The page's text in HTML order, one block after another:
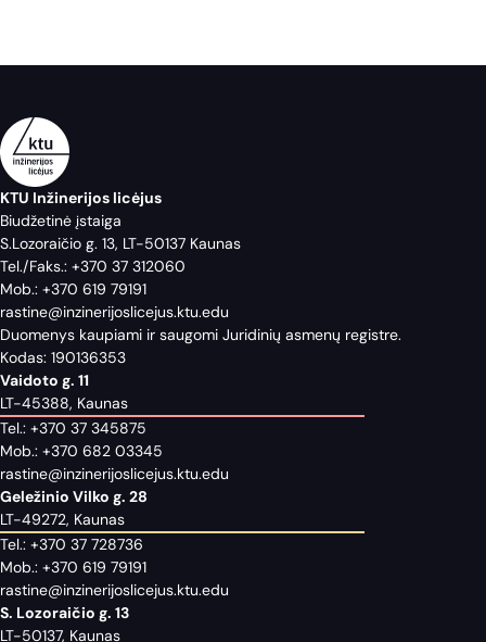
KTU Inžinerijos licėjus
Biudžetinė įstaiga
S.Lozoraičio g. 13, LT-50137 Kaunas
Tel./Faks.: +370 37 312060
Mob.: +370 619 79191
rastine@inzinerijoslicejus.ktu.edu
Duomenys kaupiami ir saugomi Juridinių asmenų registre.
Kodas: 190136353
Vaidoto g. 11
LT-45388, Kaunas
Tel.: +370 37 345875
Mob.: +370 682 03345
rastine@inzinerijoslicejus.ktu.edu
Geležinio Vilko g. 28
LT-49272, Kaunas
Tel.: +370 37 728736
Mob.: +370 619 79191
rastine@inzinerijoslicejus.ktu.edu
S. Lozoraičio g. 13
LT-50137, Kaunas